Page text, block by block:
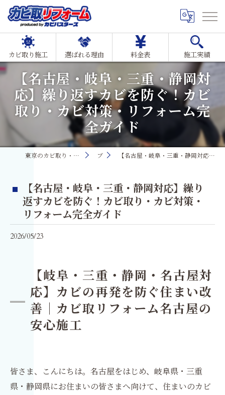
カビ取り施工 選ばれる理由 料金表 施工実績
【名古屋・岐阜・三重・静岡対
応】繰り返すカビを防ぐ！カビ
取り・カビ対策・リフォーム完
全ガイド
東京のカビ取り・カビ対策ならMIST工法®カビ取リフォーム ブログ 【名古屋・岐阜・三重・静岡対応】繰り返すカビを防ぐ！カビ取り・カビ対策・リフォーム完全ガイド
【名古屋・岐阜・三重・静岡対応】繰り
返すカビを防ぐ！カビ取り・カビ対策・
リフォーム完全ガイド
2026/05/23
【岐阜・三重・静岡・名古屋対
応】カビの再発を防ぐ住まい改
善｜カビ取リフォーム名古屋の
安心施工
皆さま、こんにちは。名古屋をはじめ、岐阜県・三重
県・静岡県にお住まいの皆さまへ向けて、住まいのカビ